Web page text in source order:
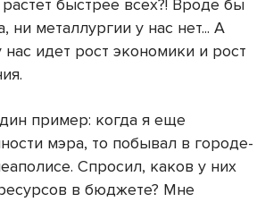
быстрее всех?! Вроде бы
ни металлургии у нас нет... А
нас идет рост экономики и рост
пример: когда я еще
мэра, то побывал в городе-
Спросил, каков у них
в бюджете? Мне